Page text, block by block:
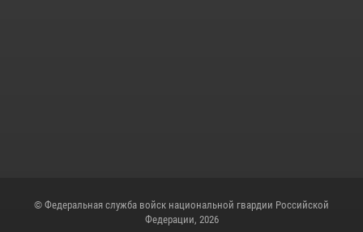
© Федеральная служба войск национальной гвардии Российской
Федерации, 2026